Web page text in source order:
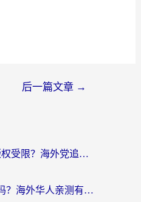
后一篇文章 →
央视影音当前地区版权受限？海外党追剧看片的终极解决方案来了
交管12123国外能用吗？海外华人亲测有效的回国加速器选择指南